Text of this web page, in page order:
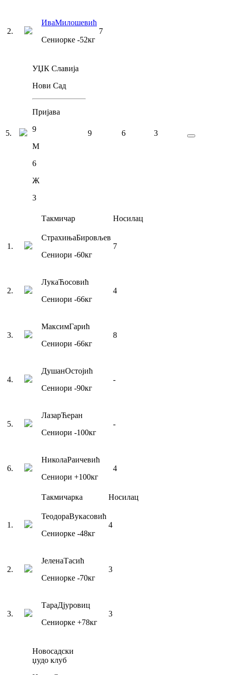
2.
ИваМилошевић
Сениорке -52кг
7
5.
УЏК Славија
Нови Сад
Пријава
9
М
6
Ж
3
9 6 3
Такмичар Носилац
1 .
СтрахињаБировљев
Сениори -60кг
7
2.
ЛукаЋосовић
Сениори -66кг
4
3.
МаксимГарић
Сениори -66кг
8
4.
ДушанОстојић
Сениори -90кг
-
5.
ЛазарЋеран
Сениори -100кг
-
6.
НиколаРаичевић
Сениори +100кг
4
Такмичарка Носилац
1 .
ТеодораВукасовић
Сениорке -48кг
4
2.
ЈеленаТасић
Сениорке -70кг
3
3.
ТараДјуровиц
Сениорке +78кг
3
Новосадски
џудо клуб